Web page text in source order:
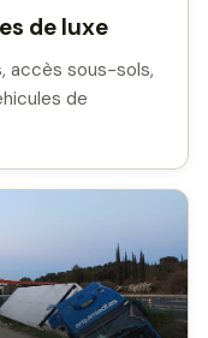
de luxe
accès sous-sols,
de